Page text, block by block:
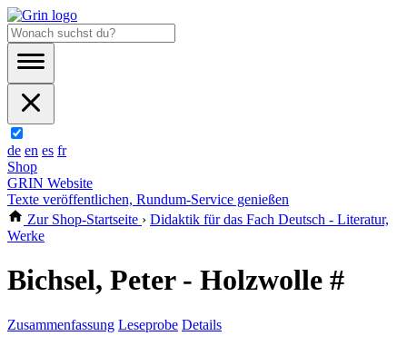
de en es fr
Shop
GRIN Website
Texte veröffentlichen, Rundum-Service genießen
Zur Shop-Startseite › Didaktik für das Fach Deutsch - Literatur,
Werke
Bichsel, Peter - Holzwolle #
Zusammenfassung Leseprobe Details